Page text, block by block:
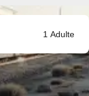
1 Adulte